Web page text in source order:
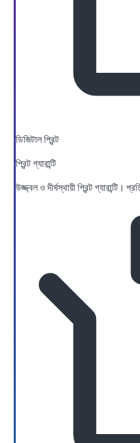
ডিজিটাল প্রিন্ট
প্রিন্ট গ্যারান্টি
উজ্জ্বল ও দীর্ঘস্থায়ী প্রিন্ট গ্যারান্টি।